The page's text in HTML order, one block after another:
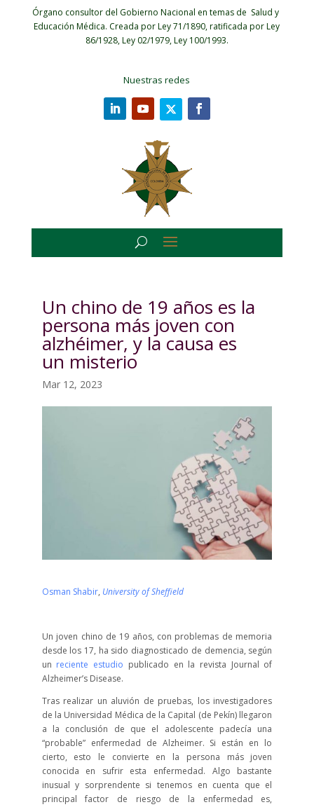
Órgano consultor del Gobierno Nacional en temas de Salud y
Educación Médica. Creada por Ley 71/1890, ratificada por Ley
86/1928, Ley 02/1979, Ley 100/1993.
Nuestras redes
Un chino de 19 años es la
persona más joven con
alzhéimer, y la causa es
un misterio
Mar 12, 2023
Osman Shabir, University of Sheffield
Un joven chino de 19 años, con problemas de memoria
desde los 17, ha sido diagnosticado de demencia, según
un reciente estudio publicado en la revista Journal of
Alzheimer’s Disease.
Tras realizar un aluvión de pruebas, los investigadores
de la Universidad Médica de la Capital (de Pekín) llegaron
a la conclusión de que el adolescente padecía una
“probable” enfermedad de Alzheimer. Si están en lo
cierto, esto le convierte en la persona más joven
conocida en sufrir esta enfermedad. Algo bastante
inusual y sorprendente si tenemos en cuenta que el
principal factor de riesgo de la enfermedad es,